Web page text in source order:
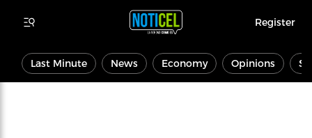
Register
Last Minute News Economy Opinions